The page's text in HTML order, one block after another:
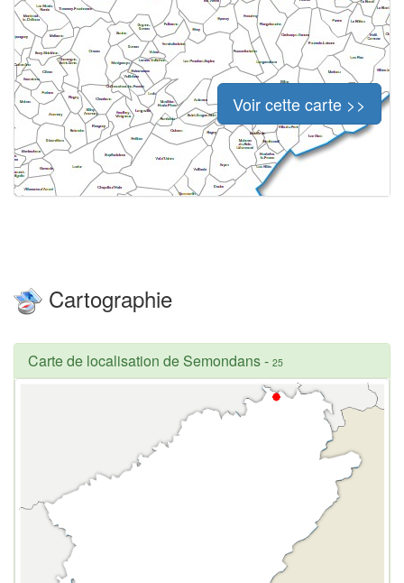
Voir cette carte >>
Cartographie
Carte de localisation de Semondans- 25